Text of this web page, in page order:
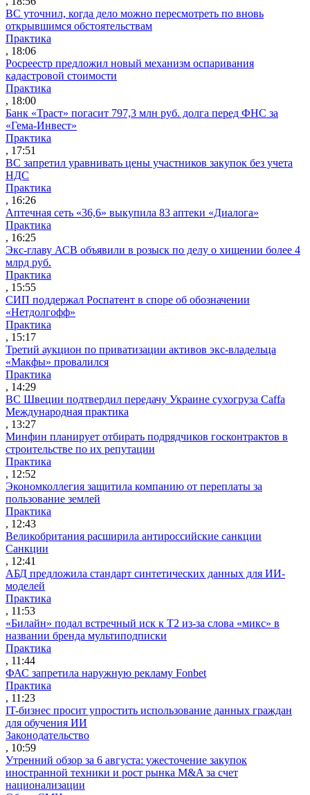
ВС уточнил, когда дело можно пересмотреть по вновь
открывшимся обстоятельствам
Практика
, 18:06
Росреестр предложил новый механизм оспаривания
кадастровой стоимости
Практика
, 18:00
Банк «Траст» погасит 797,3 млн руб. долга перед ФНС за
«Гема-Инвест»
Практика
, 17:51
ВС запретил уравнивать цены участников закупок без учета
НДС
Практика
, 16:26
Аптечная сеть «36,6» выкупила 83 аптеки «Диалога»
Практика
, 16:25
Экс-главу АСВ объявили в розыск по делу о хищении более 4
млрд руб.
Практика
, 15:55
СИП поддержал Роспатент в споре об обозначении
«Нетдолгофф»
Практика
, 15:17
Третий аукцион по приватизации активов экс-владельца
«Макфы» провалился
Практика
, 14:29
ВС Швеции подтвердил передачу Украине сухогруза Caffa
Международная практика
, 13:27
Минфин планирует отбирать подрядчиков госконтрактов в
строительстве по их репутации
Практика
, 12:52
Экономколлегия защитила компанию от переплаты за
пользование землей
Практика
, 12:43
Великобритания расширила антироссийские санкции
Санкции
, 12:41
АБД предложила стандарт синтетических данных для ИИ-
моделей
Практика
, 11:53
«Билайн» подал встречный иск к Т2 из-за слова «микс» в
названии бренда мультиподписки
Практика
, 11:44
ФАС запретила наружную рекламу Fonbet
Практика
, 11:23
IT-бизнес просит упростить использование данных граждан
для обучения ИИ
Законодательство
, 10:59
Утренний обзор за 6 августа: ужесточение закупок
иностранной техники и рост рынка M&A за счет
национализации